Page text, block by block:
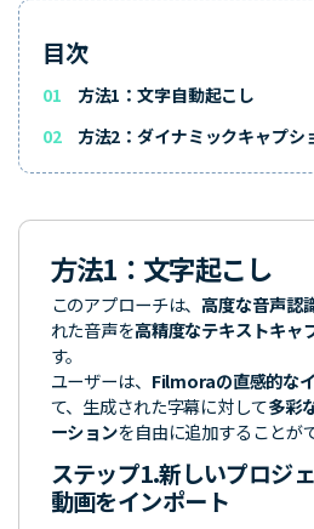
目次
01
方法1：文字自動起こし
02
方法2：ダイナミックキャプシ
方法1： 文字起こし
このアプローチは、高度な音声認
れた音声を高精度なテキストキャ
す。
ユーザーは、 Filmoraの直感的な
て、生成された字幕に対して多彩
ーションを自由に追加することが
ステップ1.新しいプロジ
動画をインポート